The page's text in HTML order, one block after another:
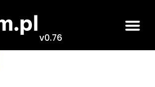
v0.76